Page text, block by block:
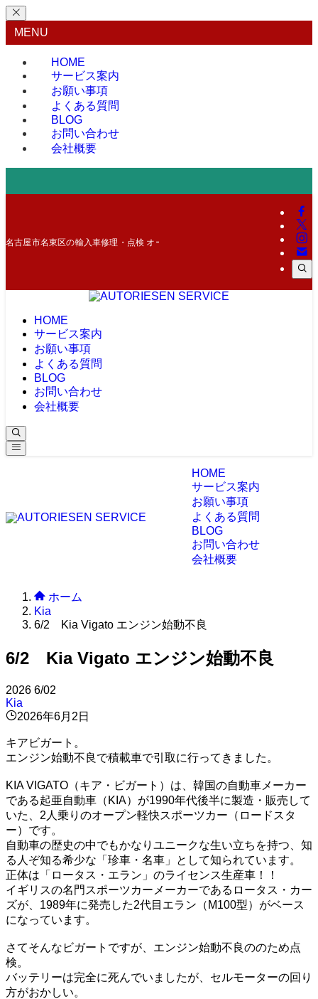
MENU
HOME
サービス案内
お願い事項
よくある質問
BLOG
お問い合わせ
会社概要
名古屋市名東区の輸入車修理・点検 オートリーゼン サービス
HOME
サービス案内
お願い事項
よくある質問
BLOG
お問い合わせ
会社概要
HOME
サービス案内
お願い事項
よくある質問
BLOG
お問い合わせ
会社概要
ホーム
Kia
6/2 Kia Vigato エンジン始動不良
6/2 Kia Vigato エンジン始動不良
2026 6/02
Kia
2026年6月2日
キアビガート。
エンジン始動不良で積載車で引取に行ってきました。
KIA VIGATO（キア・ビガート）は、韓国の自動車メーカー
である起亜自動車（KIA）が1990年代後半に製造・販売して
いた、2人乗りのオープン軽快スポーツカー（ロードスタ
ー）です。
自動車の歴史の中でもかなりユニークな生い立ちを持つ、知
る人ぞ知る希少な「珍車・名車」として知られています。
正体は「ロータス・エラン」のライセンス生産車！！
イギリスの名門スポーツカーメーカーであるロータス・カー
ズが、1989年に発売した2代目エラン（M100型）がベース
になっています。
さてそんなビガートですが、エンジン始動不良ののため点
検。
バッテリーは完全に死んでいましたが、セルモーターの回り
方がおかしい。